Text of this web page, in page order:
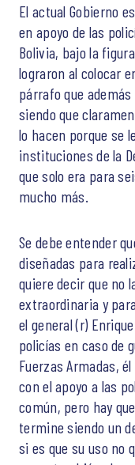
El actual Gobierno
en apoyo de las
Bolivia, bajo la
lograron al colocar
párrafo que
siendo que
lo hacen porque se
instituciones de la
que solo era para
mucho más.
Se debe entender
diseñadas para
quiere decir que no
extraordinaria y
el general (r)
policías en caso de
Fuerzas Armadas,
con el apoyo a las
común, pero hay
termine siendo un
si es que su uso no